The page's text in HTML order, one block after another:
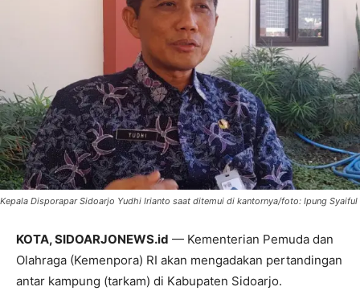
Kepala Disporapar Sidoarjo Yudhi Irianto saat ditemui di kantornya/foto: Ipung Syaiful
KOTA, SIDOARJONEWS.id — Kementerian Pemuda dan
Olahraga (Kemenpora) RI akan mengadakan pertandingan
antar kampung (tarkam) di Kabupaten Sidoarjo.